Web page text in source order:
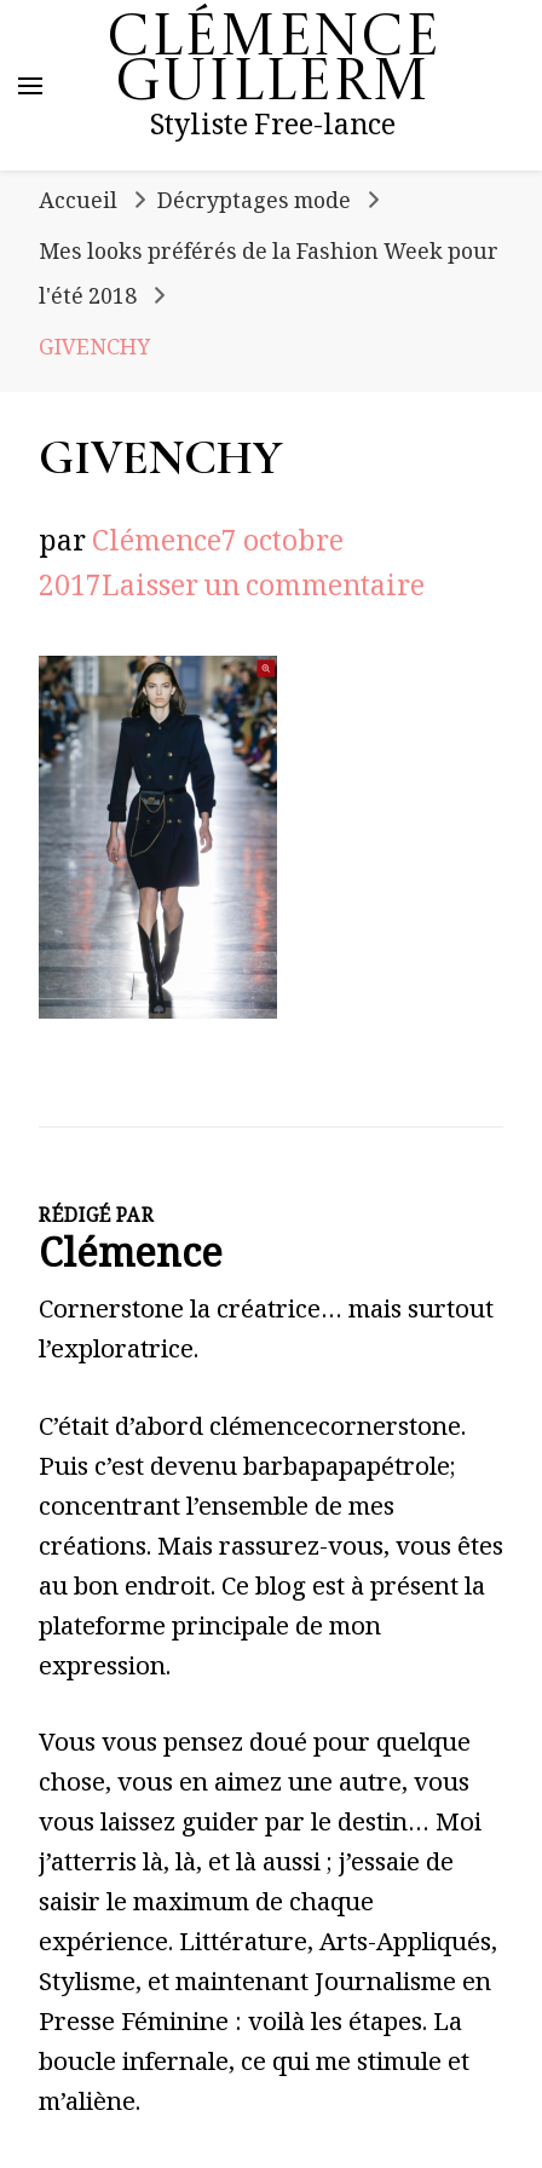
Clémence
Guillerm
Styliste Free-lance
Accueil
Décryptages mode
Mes looks préférés de la Fashion Week pour
l'été 2018
GIVENCHY
GIVENCHY
parClémence7 octobre
2017Laisser un commentaire
RÉDIGÉ PAR
Clémence
Cornerstone la créatrice… mais surtout
l’exploratrice.
C’était d’abord clémencecornerstone.
Puis c’est devenu barbapapapétrole;
concentrant l’ensemble de mes
créations. Mais rassurez-vous, vous êtes
au bon endroit. Ce blog est à présent la
plateforme principale de mon
expression.
Vous vous pensez doué pour quelque
chose, vous en aimez une autre, vous
vous laissez guider par le destin… Moi
j’atterris là, là, et là aussi ; j’essaie de
saisir le maximum de chaque
expérience. Littérature, Arts-Appliqués,
Stylisme, et maintenant Journalisme en
Presse Féminine : voilà les étapes. La
boucle infernale, ce qui me stimule et
m’aliène.